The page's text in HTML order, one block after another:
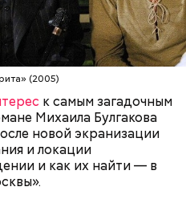
(2005)
к самым загадочным
Михаила Булгакова
новой экранизации
и локации
и как их найти — в
комнатой в гнусном
постоянно происходили
протекал потолок, за
Именно поэтому она
квартиры», где жил
вождя советского
Ленина. Он находится в
Более того,
одним из важных